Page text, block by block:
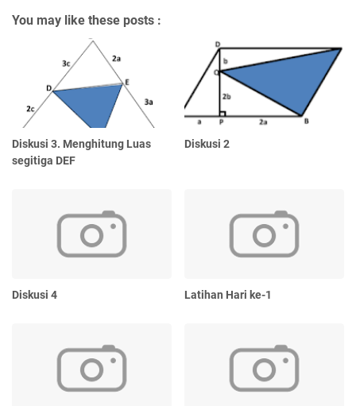
You may like these posts :
Diskusi 3. Menghitung Luas
segitiga DEF
Diskusi 2
Diskusi 4 Latihan Hari ke-1